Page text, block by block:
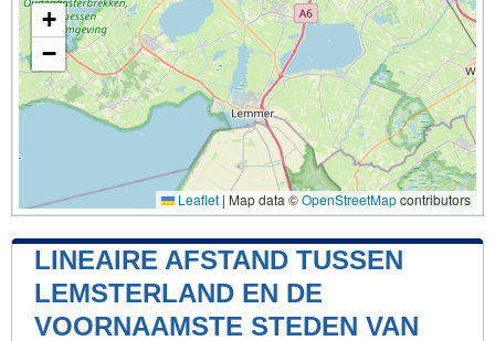
+
−
Leaflet | Map data ©OpenStreetMapcontributors
LINEAIRE AFSTAND TUSSEN
LEMSTERLAND EN DE
VOORNAAMSTE STEDEN VAN